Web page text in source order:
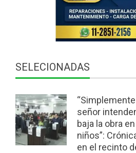
SELECIONADAS
señor
baja la obra
niños”:
en el recinto